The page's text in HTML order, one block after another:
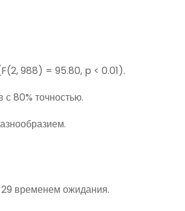
988) = 95.80, p < 0.01).
80% точностью.
временем ожидания.